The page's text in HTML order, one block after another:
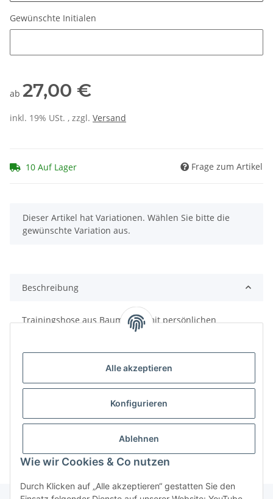
Alle akzeptieren
Konfigurieren
Ablehnen
Wie wir Cookies & Co nutzen
Durch Klicken auf „Alle akzeptieren“ gestatten Sie den
Gewünschte Initialen
ab 27,00 €
inkl. 19% USt. , zzgl. Versand
10 Auf Lager Frage zum Artikel
x
Dieser Artikel hat Variationen. Wählen Sie bitte die
gewünschte Variation aus.
Beschreibung
Trainingshose aus Baumwolle mit persönlichen
Initialen. "Hummel Go Cotton" oder "Hummel Go 2.0"